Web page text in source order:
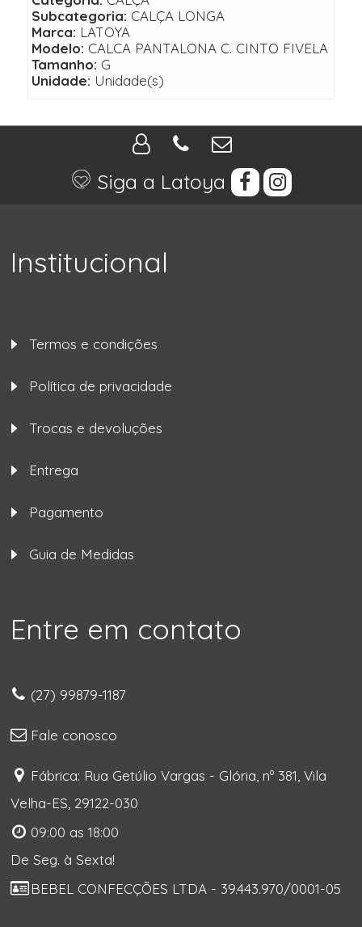
Subcategoria: CALÇA LONGA
Marca: LATOYA
Modelo: CALCA PANTALONA C. CINTO FIVELA
Tamanho: G
Unidade: Unidade(s)
Siga a Latoya
Institucional
Termos e condições
Política de privacidade
Trocas e devoluções
Entrega
Pagamento
Guia de Medidas
Entre em contato
(27) 99879-1187
Fale conosco
Fábrica: Rua Getúlio Vargas - Glória, nº 381, Vila
Velha-ES, 29122-030
09:00 as 18:00
De Seg. à Sexta!
BEBEL CONFECÇÕES LTDA - 39.443.970/0001-05